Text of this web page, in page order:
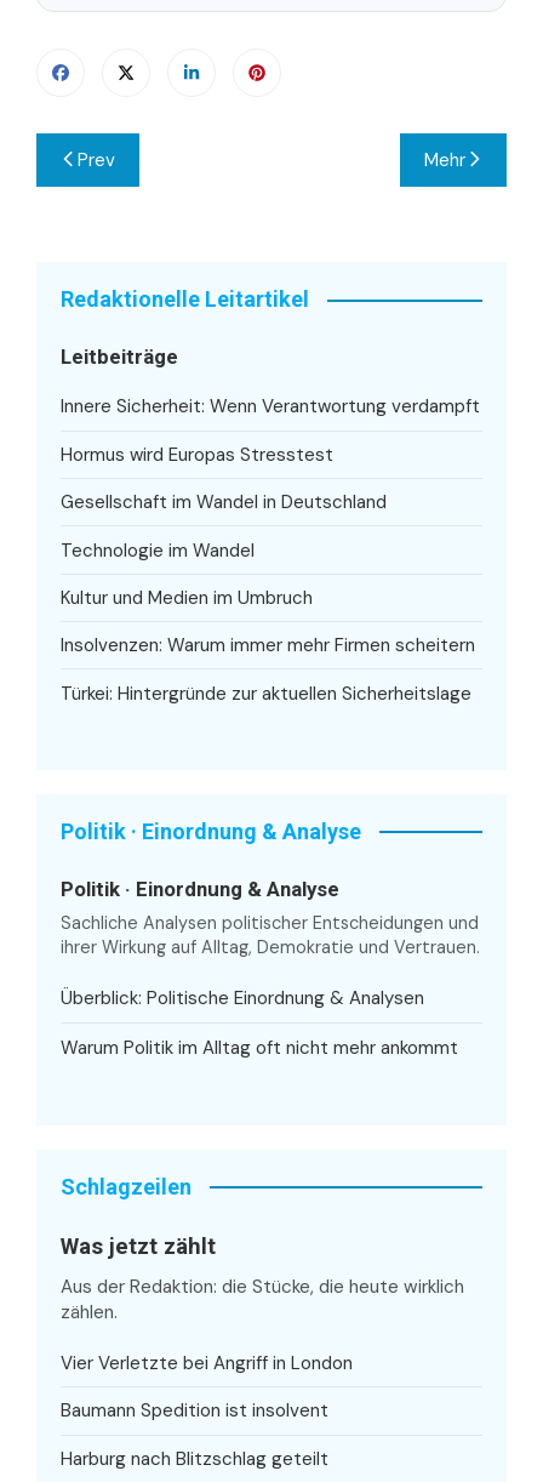
Beitragsnavigation
Prev Mehr
Redaktionelle Leitartikel
Leitbeiträge
Innere Sicherheit: Wenn Verantwortung verdampft
Hormus wird Europas Stresstest
Gesellschaft im Wandel in Deutschland
Technologie im Wandel
Kultur und Medien im Umbruch
Insolvenzen: Warum immer mehr Firmen scheitern
Türkei: Hintergründe zur aktuellen Sicherheitslage
Politik · Einordnung & Analyse
Politik · Einordnung & Analyse
Sachliche Analysen politischer Entscheidungen und
ihrer Wirkung auf Alltag, Demokratie und Vertrauen.
Überblick: Politische Einordnung & Analysen
Warum Politik im Alltag oft nicht mehr ankommt
Schlagzeilen
Was jetzt zählt
Aus der Redaktion: die Stücke, die heute wirklich
zählen.
Vier Verletzte bei Angriff in London
Baumann Spedition ist insolvent
Harburg nach Blitzschlag geteilt